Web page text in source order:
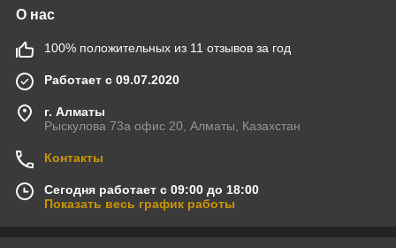
О нас
100% положительных из 11 отзывов за год
Работает с 09.07.2020
г. Алматы
Рыскулова 73а офис 20, Алматы, Казахстан
Контакты
Сегодня работает с 09:00 до 18:00
Показать весь график работы